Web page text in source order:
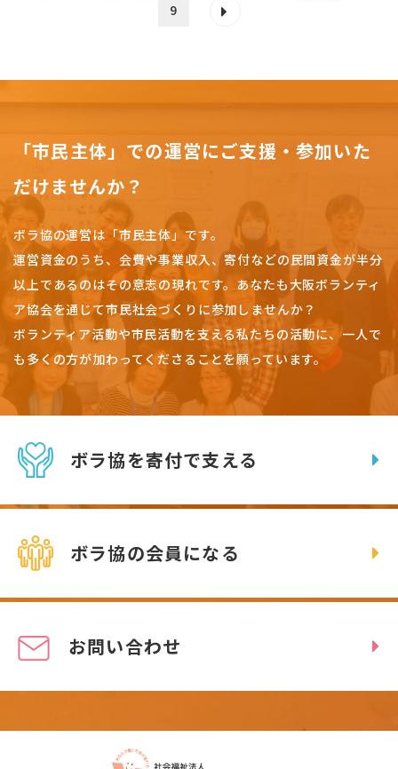
9
「市民主体」での運営にご支援・参加いた
だけませんか？
ボラ協の運営は「市民主体」です。
運営資金のうち、会費や事業収入、寄付などの民間資金が半分
以上であるのはその意志の現れです。 あなたも大阪ボランティ
ア協会を通じて市民社会づくりに参加しませんか？
ボランティア活動や市民活動を支える私たちの活動に、一人で
も多くの方が加わってくださることを願っています。
ボラ協を寄付で支える
ボラ協の会員になる
お問い合わせ